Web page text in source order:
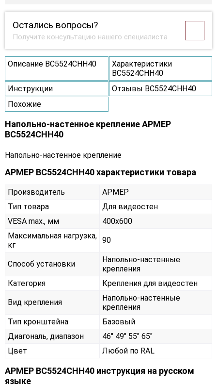
Остались вопросы?
Получите консультацию нашего специалиста
Описание ВС5524СНН40
Характеристики
ВС5524СНН40
Инструкции
Отзывы ВС5524СНН40
Похожие
Напольно-настенное крепление АРМЕР
ВС5524СНН40
Напольно-настенное крепление
АРМЕР ВС5524СНН40 характеристики товара
Производитель
АРМЕР
Тип товара
Для видеостен
VESA max., мм
400х600
Максимальная нагрузка,
кг
90
Способ установки
Напольно-настенные
крепления
Категория
Крепления для видеостен
Вид крепления
Напольно-настенные
крепления
Тип кронштейна
Базовый
Диагональ, диапазон
46" 49" 55" 65"
Цвет
Любой по RAL
АРМЕР ВС5524СНН40 инструкция на русском
языке